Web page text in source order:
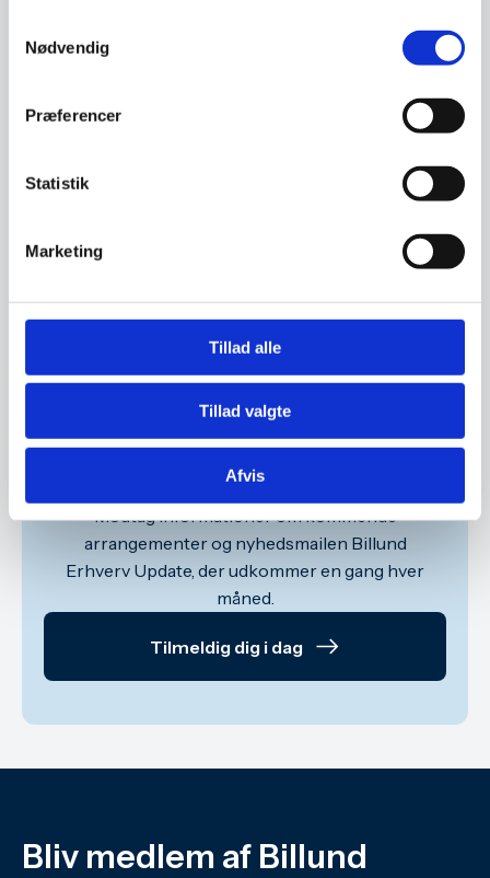
Nødvendig
Præferencer
Statistik
Marketing
Tillad alle
Tillad valgte
Afvis
Navigating the Danish Tax
System
19. november 2025
Tilmeld dig vores
nyhedsbrev
Modtag informationer om kommende
arrangementer og nyhedsmailen Billund
Erhverv Update, der udkommer en gang hver
måned.
Tilmeldig dig i dag
Bliv medlem af Billund